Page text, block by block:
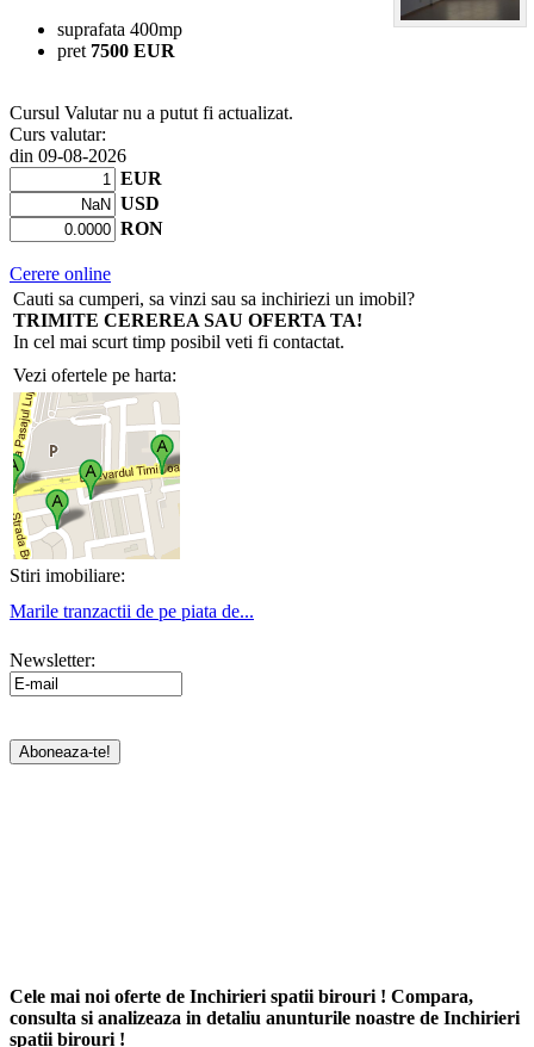
suprafata 400mp
pret 7500 EUR
Cursul Valutar nu a putut fi actualizat.
Curs valutar:
din 09-08-2026
EUR
USD
RON
Cerere online
Cauti sa cumperi, sa vinzi sau sa inchiriezi un imobil?
TRIMITE CEREREA SAU OFERTA TA!
In cel mai scurt timp posibil veti fi contactat.
Vezi ofertele pe harta:
Stiri imobiliare:
Marile tranzactii de pe piata de...
Newsletter:
Cele mai noi oferte de Inchirieri spatii birouri ! Compara,
consulta si analizeaza in detaliu anunturile noastre de Inchirieri
spatii birouri !